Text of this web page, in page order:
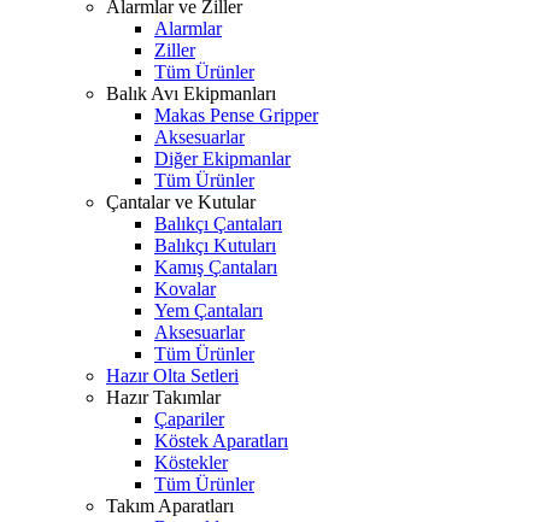
Alarmlar ve Ziller
Alarmlar
Ziller
Tüm Ürünler
Balık Avı Ekipmanları
Makas Pense Gripper
Aksesuarlar
Diğer Ekipmanlar
Tüm Ürünler
Çantalar ve Kutular
Balıkçı Çantaları
Balıkçı Kutuları
Kamış Çantaları
Kovalar
Yem Çantaları
Aksesuarlar
Tüm Ürünler
Hazır Olta Setleri
Hazır Takımlar
Çapariler
Köstek Aparatları
Köstekler
Tüm Ürünler
Takım Aparatları